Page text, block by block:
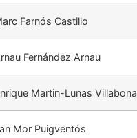
Farnós Castillo
Fernández Arnau
Martin-Lunas Villabona
Mor Puigventós